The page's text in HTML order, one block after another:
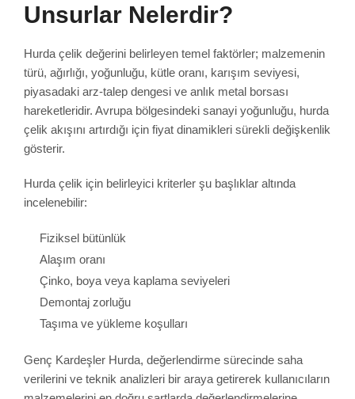
Unsurlar Nelerdir?
Hurda çelik değerini belirleyen temel faktörler; malzemenin
türü, ağırlığı, yoğunluğu, kütle oranı, karışım seviyesi,
piyasadaki arz-talep dengesi ve anlık metal borsası
hareketleridir. Avrupa bölgesindeki sanayi yoğunluğu, hurda
çelik akışını artırdığı için fiyat dinamikleri sürekli değişkenlik
gösterir.
Hurda çelik için belirleyici kriterler şu başlıklar altında
incelenebilir:
Fiziksel bütünlük
Alaşım oranı
Çinko, boya veya kaplama seviyeleri
Demontaj zorluğu
Taşıma ve yükleme koşulları
Genç Kardeşler Hurda, değerlendirme sürecinde saha
verilerini ve teknik analizleri bir araya getirerek kullanıcıların